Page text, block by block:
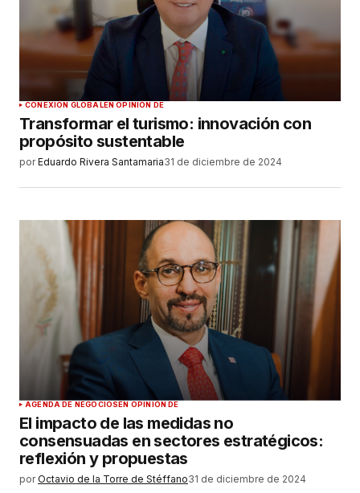
CONEXIÓN GLOBALEN OPINIÓN DE
Transformar el turismo: innovación con
propósito sustentable
por Eduardo Rivera Santamaria31 de diciembre de 2024
AGENDA DE NEGOCIOSEN OPINIÓN DE
El impacto de las medidas no
consensuadas en sectores estratégicos:
reflexión y propuestas
por Octavio de la Torre de Stéffano31 de diciembre de 2024